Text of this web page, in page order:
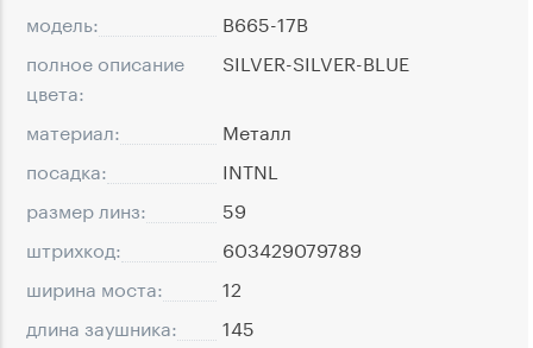
модель:
B665-17B
полное описание
цвета:
SILVER-SILVER-BLUE
материал:
Металл
посадка:
INTNL
размер линз:
59
штрихкод:
603429079789
ширина моста:
12
длина заушника:
145